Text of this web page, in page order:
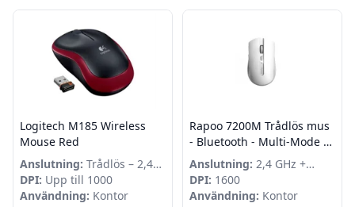
Filter
Produkter
Logitech M185 Wireless
Mouse Red
Anslutning: Trådlös – 2,4
GHz
DPI: Upp till 1000
Användning: Kontor
Rapoo 7200M Trådlös mus
- Bluetooth - Multi-Mode -
Vit
Anslutning: 2,4 GHz +
Bluetooth
DPI: 1600
Användning: Kontor